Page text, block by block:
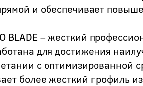
и обеспечивает
BLADE – жесткий
для достижения
с оптимизированной
более жесткий профиль